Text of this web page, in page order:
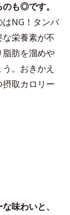
も◎です。
NG！タンパ
栄養素が不
肪を溜めや
。おきかえ
取カロリー
味わいと、